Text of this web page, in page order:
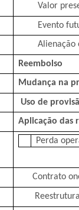
Valor
Evento
Alienação
Reembolso
Mudança na
Uso de
Aplicação das
Perda
Contrato